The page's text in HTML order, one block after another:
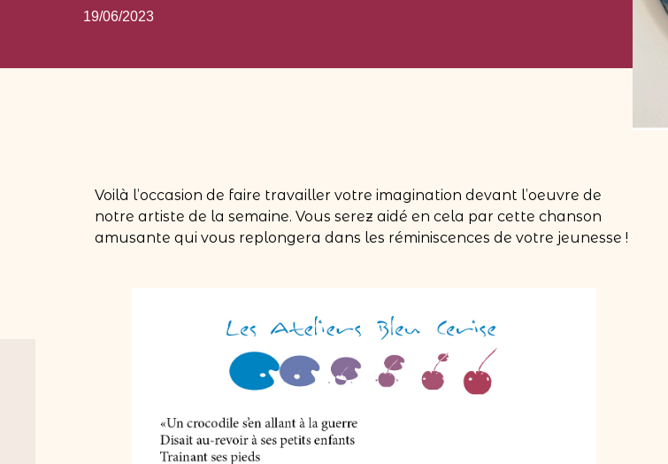
19/06/2023
Voilà l’occasion de faire travailler votre imagination devant l’oeuvre de
notre artiste de la semaine. Vous serez aidé en cela par cette chanson
amusante qui vous replongera dans les réminiscences de votre jeunesse !